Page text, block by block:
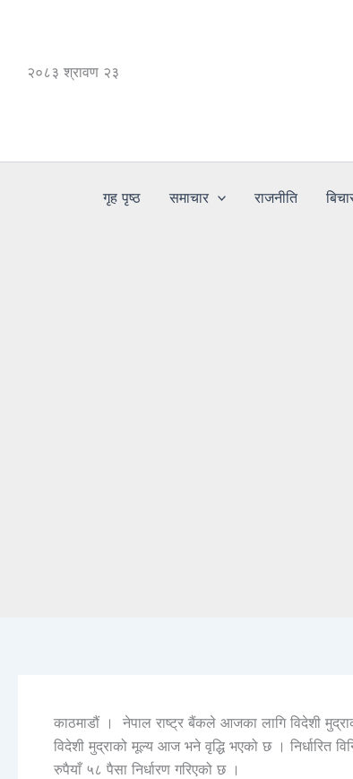
२०८३ श्रावण २३
गृह पृष्ठ समाचार राजनीति
काठमाडौं । नेपाल राष्ट्र बैंकले आजका लागि विदेशी
विदेशी मुद्राको मूल्य आज भने वृद्धि भएको छ । निर्धारित
रुपैयाँ ५८ पैसा निर्धारण गरिएको छ ।